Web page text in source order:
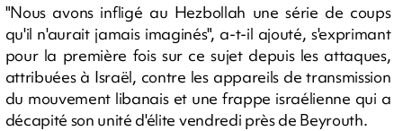
"Nous avons infligé au Hezbollah une série de coups
qu'il n'aurait jamais imaginés", a-t-il ajouté, s'exprimant
pour la première fois sur ce sujet depuis les attaques,
attribuées à Israël, contre les appareils de transmission
du mouvement libanais et une frappe israélienne qui a
décapité son unité d'élite vendredi près de Beyrouth.